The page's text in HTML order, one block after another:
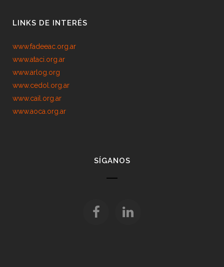
LINKS DE INTERÉS
www.fadeeac.org.ar
www.ataci.org.ar
www.arlog.org
www.cedol.org.ar
www.cail.org.ar
www.aoca.org.ar
SÍGANOS